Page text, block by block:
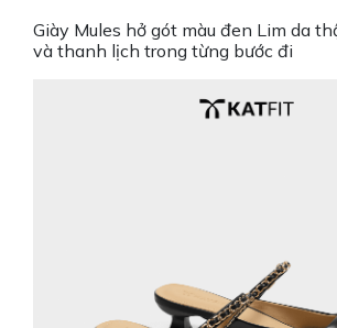
lượng
Giày Mules hở gót màu đen Lim da
và thanh lịch trong từng bước đi